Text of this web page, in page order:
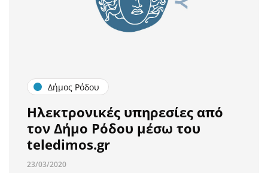
Δήμος Ρόδου
Ηλεκτρονικές υπηρεσίες από
τον Δήμο Ρόδου μέσω του
teledimos.gr
23/03/2020